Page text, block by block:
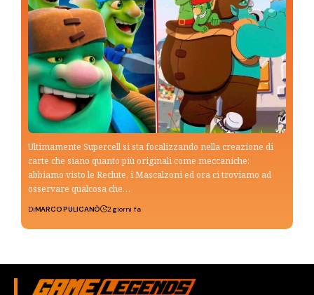
Ultimamente Supercell si sta focalizzando nella creazione di
carte che siano quanto più originali come meccaniche:
abbiamo visto le Reclute, i Mascalzoni ed ora ci troviamo ad
osservare qualcosa che…
DiMARCO PULICANÒ 2 giorni fa